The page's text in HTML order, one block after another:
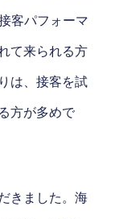
客パフォーマ
て来られる方
は、接客を試
方が多めで
きました。海